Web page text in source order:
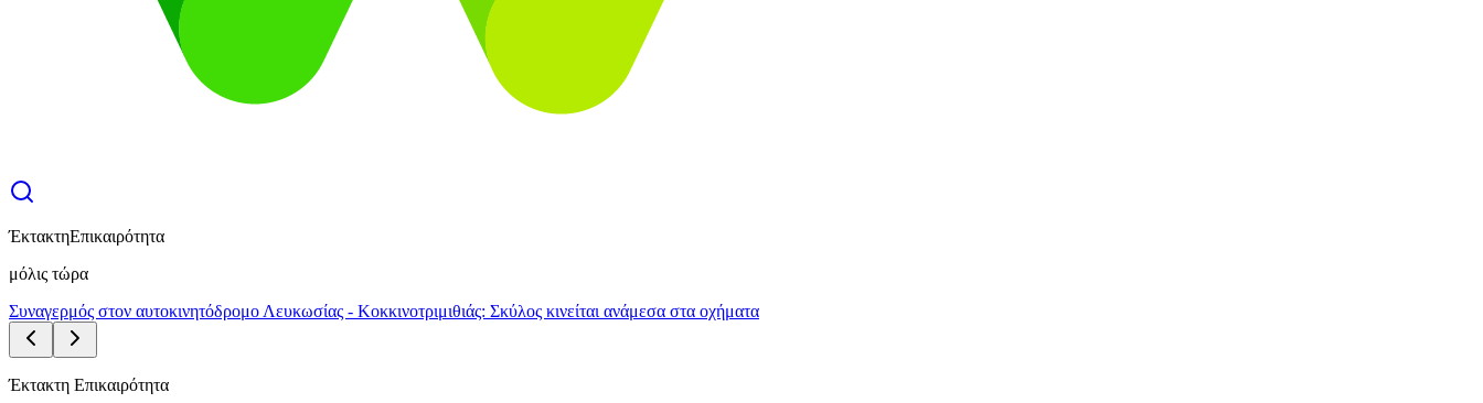
ΈκτακτηΕπικαιρότητα
μόλις τώρα
Συναγερμός στον αυτοκινητόδρομο Λευκωσίας - Κοκκινοτριμιθιάς: Σκύλος κινείται ανάμεσα στα οχήματα
Έκτακτη Επικαιρότητα